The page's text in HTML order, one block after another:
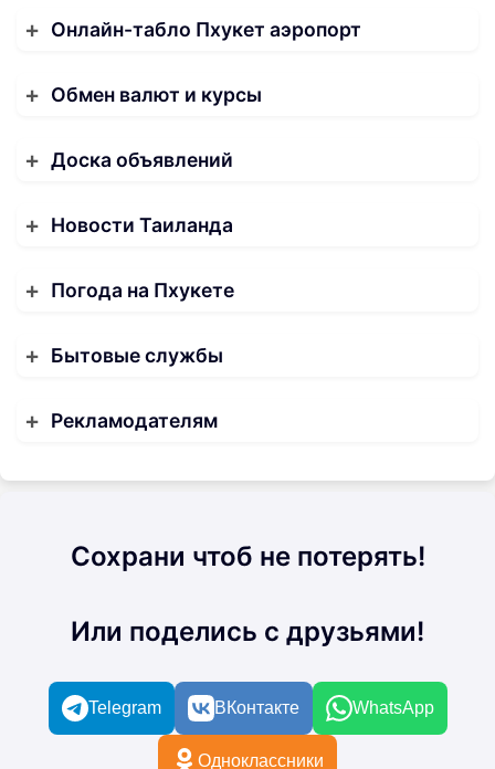
Онлайн-табло Пхукет аэропорт
Обмен валют и курсы
Доска объявлений
Новости Таиланда
Погода на Пхукете
Бытовые службы
Рекламодателям
Сохрани чтоб не потерять!
Или поделись с друзьями!
Telegram ВКонтакте WhatsApp
Одноклассники